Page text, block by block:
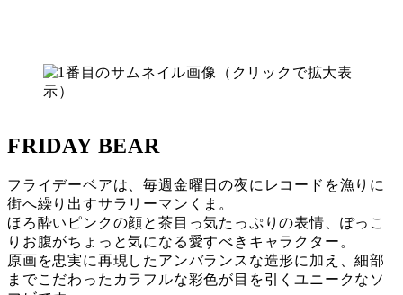
FRIDAY BEAR
フライデーベアは、毎週金曜日の夜にレコードを漁りに
街へ繰り出すサラリーマンくま。
ほろ酔いピンクの顔と茶目っ気たっぷりの表情、ぽっこ
りお腹がちょっと気になる愛すべきキャラクター。
原画を忠実に再現したアンバランスな造形に加え、細部
までこだわったカラフルな彩色が目を引くユニークなソ